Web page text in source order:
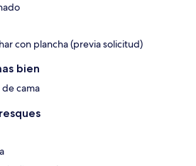
con plancha (previa solicitud)
bien
cama